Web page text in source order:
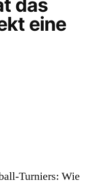
das
eine
Turniers: Wie